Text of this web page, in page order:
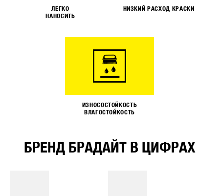
ЛЕГКО
НАНОСИТЬ
НИЗКИЙ РАСХОД КРАСКИ
ИЗНОСОСТОЙКОСТЬ
ВЛАГОСТОЙКОСТЬ
БРЕНД БРАДАЙТ В ЦИФРАХ